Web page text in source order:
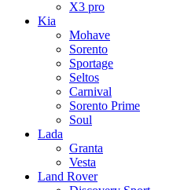
X3 pro
Kia
Mohave
Sorento
Sportage
Seltos
Carnival
Sorento Prime
Soul
Lada
Granta
Vesta
Land Rover